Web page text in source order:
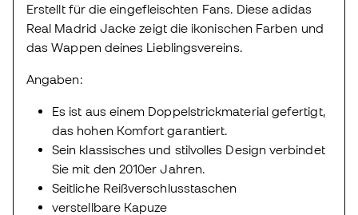
Erstellt für die eingefleischten Fans. Diese adidas
Real Madrid Jacke zeigt die ikonischen Farben und
das Wappen deines Lieblingsvereins.
Angaben:
Es ist aus einem Doppelstrickmaterial gefertigt,
das hohen Komfort garantiert.
Sein klassisches und stilvolles Design verbindet
Sie mit den 2010er Jahren.
Seitliche Reißverschlusstaschen
verstellbare Kapuze